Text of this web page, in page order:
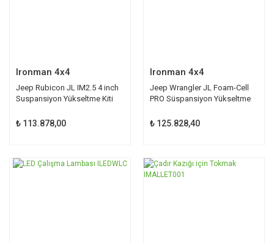
Ironman 4x4
Jeep Rubicon JL IM2.5 4 inch
Suspansiyon Yükseltme Kiti
₺ 113.878,00
Ironman 4x4
Jeep Wrangler JL Foam-Cell
PRO Süspansiyon Yükseltme
₺ 125.828,40